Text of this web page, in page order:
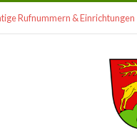
Rufnummern & Einrichtungen